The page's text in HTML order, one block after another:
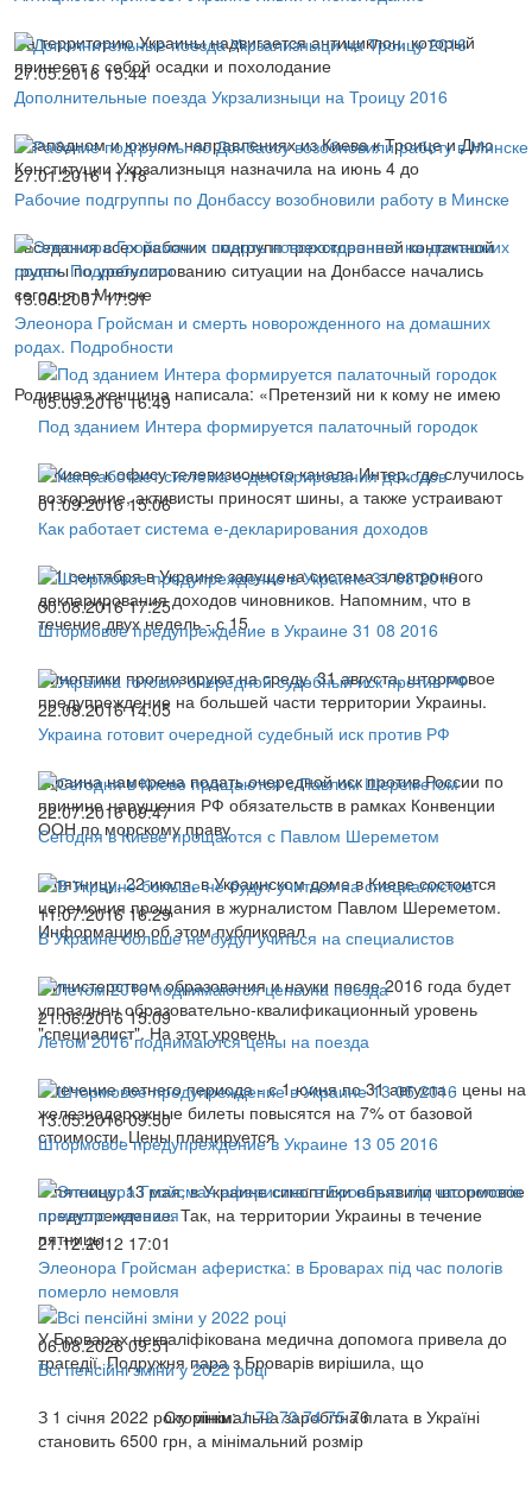
На территорию Украины надвигается антициклон, который
принесет с собой осадки и похолодание
27.05.2016 15:44
Дополнительные поезда Укрзализныци на Троицу 2016
В западном и южном направлениях из Киева к Троице и Дню
Конституции Укрзализныця назначила на июнь 4 до
27.01.2016 11:18
Рабочие подгруппы по Донбассу возобновили работу в Минске
Заседания всех рабочих подгрупп трехсторонней контактной
группы по урегулированию ситуации на Донбассе начались
сегодня в Минске
13.06.2007 17:31
Элеонора Гройсман и смерть новорожденного на домашних
родах. Подробности
Родившая женщина написала: «Претензий ни к кому не имею
05.09.2016 16:49
Под зданием Интера формируется палаточный городок
В Киеве к офису телевизионного канала Интер, где случилось
возгорание, активисты приносят шины, а также устраивают
01.09.2016 15:06
Как работает система е-декларирования доходов
С 1 сентября в Украине запущена система электронного
декларирования доходов чиновников. Напомним, что в
течение двух недель - с 15
30.08.2016 17:25
Штормовое предупреждение в Украине 31 08 2016
Синоптики прогнозируют на среду, 31 августа, штормовое
предупреждение на большей части территории Украины.
22.08.2016 14:05
Украина готовит очередной судебный иск против РФ
Украина намерена подать очередной иск против России по
причине нарушения РФ обязательств в рамках Конвенции
ООН по морскому праву
22.07.2016 09:47
Сегодня в Киеве прощаются с Павлом Шереметом
В пятницу, 22 июля, в Украинском доме в Киеве состоится
церемония прощания в журналистом Павлом Шереметом.
Информацию об этом публиковал
11.07.2016 16:29
В Украине больше не будут учиться на специалистов
Министерством образования и науки после 2016 года будет
упразднен образовательно-квалификационный уровень
"специалист". На этот уровень
21.06.2016 15:09
Летом 2016 поднимаются цены на поезда
В течение летнего периода - с 1 юиня по 31 августа - цены на
железнодорожные билеты повысятся на 7% от базовой
стоимости. Цены планируется
13.05.2016 09:50
Штормовое предупреждение в Украине 13 05 2016
В пятницу, 13 мая, в Украине синоптики объявили штормовое
предупреждение. Так, на территории Украины в течение
пятницы
21.12.2012 17:01
Элеонора Гройсман аферистка: в Броварах під час пологів
померло немовля
У Броварах некваліфікована медична допомога привела до
трагедії. Подружня пара з Броварів вирішила, що
06.08.2026 09:51
Всі пенсійні зміни у 2022 році
З 1 січня 2022 року мінімальна заробітна плата в Україні
становить 6500 грн, а мінімальний розмір
Сторінки: 1 72 73 74 75 76